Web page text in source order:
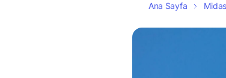
Ana Sayfa